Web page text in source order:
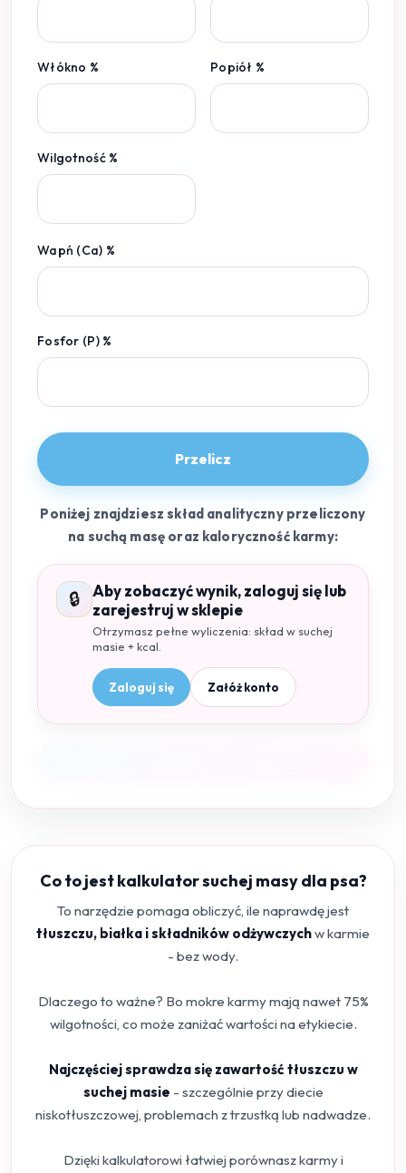
Włókno % Popiół %
Wilgotność %
Wapń (Ca) %
Fosfor (P) %
Przelicz
Poniżej znajdziesz skład analityczny przeliczony
na suchą masę oraz kaloryczność karmy:
🔒
Aby zobaczyć wynik, zaloguj się lub
zarejestruj w sklepie
Otrzymasz pełne wyliczenia: skład w suchej
masie + kcal.
Zaloguj się Załóż konto
Co to jest kalkulator suchej masy dla psa?
To narzędzie pomaga obliczyć, ile naprawdę jest
tłuszczu, białka i składników odżywczychw karmie
- bez wody.
Dlaczego to ważne? Bo mokre karmy mają nawet 75%
wilgotności, co może zaniżać wartości na etykiecie.
Najczęściej sprawdza się zawartość tłuszczu w
suchej masie - szczególnie przy diecie
niskotłuszczowej, problemach z trzustką lub nadwadze.
Dzięki kalkulatorowi łatwiej porównasz karmy i